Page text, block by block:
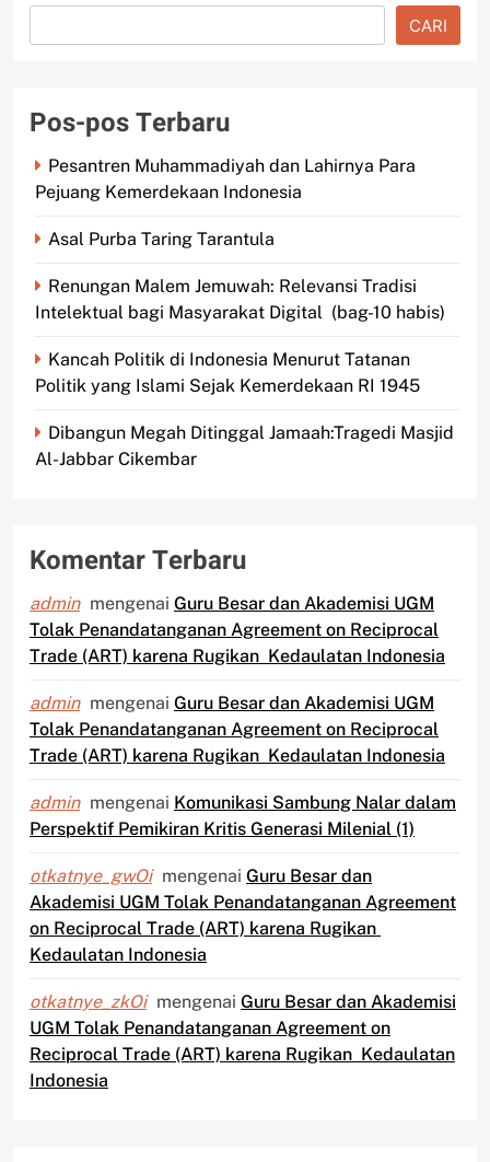
CARI
Pos-pos Terbaru
Pesantren Muhammadiyah dan Lahirnya Para
Pejuang Kemerdekaan Indonesia
Asal Purba Taring Tarantula
Renungan Malem Jemuwah: Relevansi Tradisi
Intelektual bagi Masyarakat Digital (bag-10 habis)
Kancah Politik di Indonesia Menurut Tatanan
Politik yang Islami Sejak Kemerdekaan RI 1945
Dibangun Megah Ditinggal Jamaah:Tragedi Masjid
Al-Jabbar Cikembar
Komentar Terbaru
admin mengenai Guru Besar dan Akademisi UGM
Tolak Penandatanganan Agreement on Reciprocal
Trade (ART) karena Rugikan Kedaulatan Indonesia
admin mengenai Guru Besar dan Akademisi UGM
Tolak Penandatanganan Agreement on Reciprocal
Trade (ART) karena Rugikan Kedaulatan Indonesia
admin mengenai Komunikasi Sambung Nalar dalam
Perspektif Pemikiran Kritis Generasi Milenial (1)
otkatnye_gwOi mengenai Guru Besar dan
Akademisi UGM Tolak Penandatanganan Agreement
on Reciprocal Trade (ART) karena Rugikan
Kedaulatan Indonesia
otkatnye_zkOi mengenai Guru Besar dan Akademisi
UGM Tolak Penandatanganan Agreement on
Reciprocal Trade (ART) karena Rugikan Kedaulatan
Indonesia